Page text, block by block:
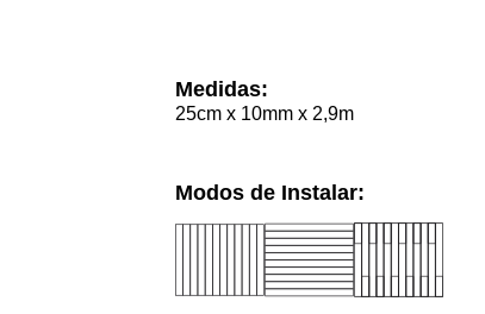
Medidas:
25cm x 10mm x 2,9m
Modos de Instalar: